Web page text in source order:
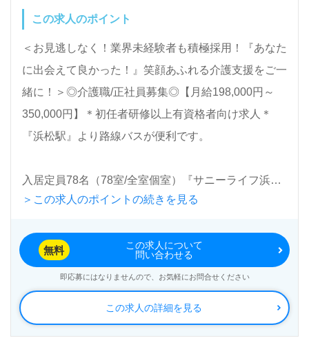
渉など完全無料サービスをご利用いただけます。＜非
公開求人も取扱いあり！＞"転職支援"のプロと一緒に
転職活動！お問い合わせお待ちしております。
この求人のポイント
＜お見逃しなく！業界未経験者も積極採用！『あなた
に出会えて良かった！』笑顔あふれる介護支援をご一
緒に！＞◎介護職/正社員募集◎【月給198,000円～
350,000円】＊初任者研修以上有資格者向け求人＊
『浜松駅』より路線バスが便利です。
入居定員78名（78室/全室個室）『サニーライフ浜
松』株式会社川島コーポレーション（本社：千葉県君
145ヶ所以上の介護付き有料老人ホーム、デイサービ
スを展開されています。ご入社された方から＊入社し
て良かった！＊のお声も届く法人様です。
◎『介護職に就いたきっかけをいつもわたしの真ん中
＞この求人のポイントの続きを見る
この求人の詳細を見る
無料
この求人について
問い合わせる
即応募にはなりませんので、お気軽にお問合せください